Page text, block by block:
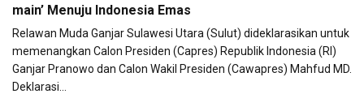
main’ Menuju Indonesia Emas
Relawan Muda Ganjar Sulawesi Utara (Sulut) dideklarasikan untuk
memenangkan Calon Presiden (Capres) Republik Indonesia (RI)
Ganjar Pranowo dan Calon Wakil Presiden (Cawapres) Mahfud MD.
Deklarasi…